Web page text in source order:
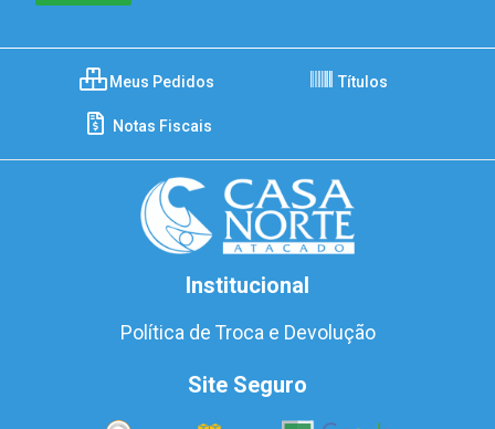
Meus Pedidos Títulos
Notas Fiscais
Institucional
Política de Troca e Devolução
Site Seguro